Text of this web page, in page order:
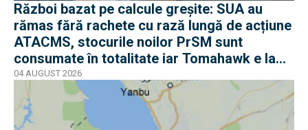
Război bazat pe calcule greșite: SUA au
rămas fără rachete cu rază lungă de acțiune
ATACMS, stocurile noilor PrSM sunt
consumate în totalitate iar Tomahawk e la
jumătate
04 AUGUST 2026